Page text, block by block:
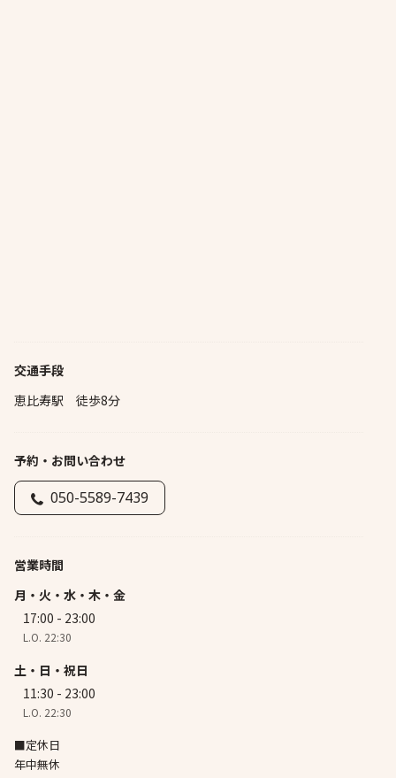
交通手段
恵比寿駅 徒歩8分
予約・お問い合わせ
050-5589-7439
営業時間
月・火・水・木・金
17:00 - 23:00
L.O. 22:30
土・日・祝日
11:30 - 23:00
L.O. 22:30
■定休日
年中無休